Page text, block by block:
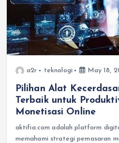
a2r teknologi May 18,
Pilihan Alat
Terbaik untuk
Monetisasi Online
aktifia.com adalah platform
memahami strategi pemasaran